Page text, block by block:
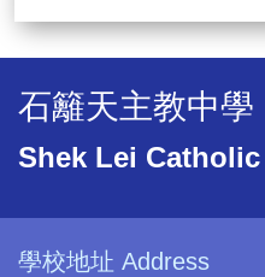
石籬天主教中學
Shek Lei
學校地址 Address